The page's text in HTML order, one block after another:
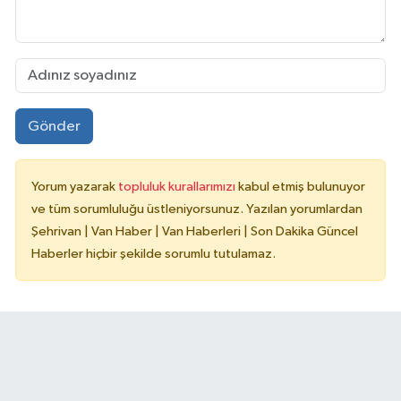
Gönder
Yorum yazarak topluluk kurallarımızı kabul etmiş bulunuyor
ve tüm sorumluluğu üstleniyorsunuz. Yazılan yorumlardan
Şehrivan | Van Haber | Van Haberleri | Son Dakika Güncel
Haberler hiçbir şekilde sorumlu tutulamaz.